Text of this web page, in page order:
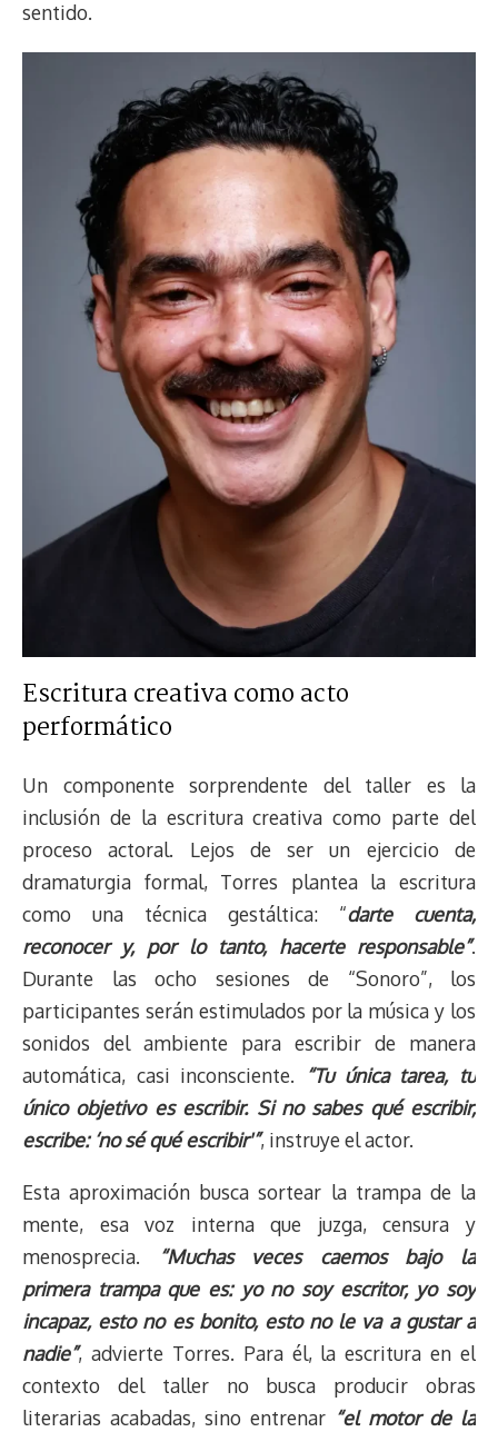
sentido.
Escritura creativa como acto
performático
Un componente sorprendente del taller es la
inclusión de la escritura creativa como parte del
proceso actoral. Lejos de ser un ejercicio de
dramaturgia formal, Torres plantea la escritura
como una técnica gestáltica: “darte cuenta,
reconocer y, por lo tanto, hacerte responsable”.
Durante las ocho sesiones de “Sonoro”, los
participantes serán estimulados por la música y los
sonidos del ambiente para escribir de manera
automática, casi inconsciente.
“Tu única tarea, tu
único objetivo es escribir. Si no sabes qué escribir,
escribe: ‘no sé qué escribir'”, instruye el actor.
Esta aproximación busca sortear la trampa de la
mente, esa voz interna que juzga, censura y
menosprecia.
“Muchas veces caemos bajo la
primera trampa que es: yo no soy escritor, yo soy
incapaz, esto no es bonito, esto no le va a gustar a
nadie”, advierte Torres. Para él, la escritura en el
contexto del taller no busca producir obras
literarias acabadas, sino entrenar “el motor de la